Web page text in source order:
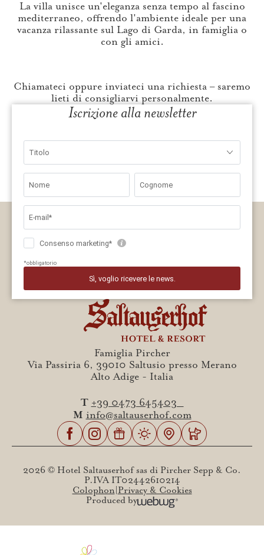
La villa unisce un'eleganza senza tempo al fascino
mediterraneo, offrendo l'ambiente ideale per una
vacanza rilassante sul Lago di Garda, in famiglia o
con gli amici.
Chiamateci oppure inviateci una richiesta – saremo
lieti di consigliarvi personalmente.
Iscrizione alla newsletter
Famiglia Pircher
Via Passiria 6, 39010 Saltusio presso Merano
Alto Adige - Italia
T +39 0473 645403
M info@saltauserhof.com
2026 © Hotel Saltauserhof sas di Pircher Sepp & Co.
P.IVA IT02442610214
Colophon Privacy & Cookies
Produced by